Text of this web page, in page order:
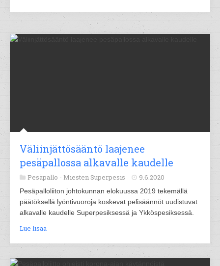
Väliinjättösääntö laajenee
pesäpallossa alkavalle kaudelle
Pesäpallo - Miesten Superpesis 9.6.2020
Pesäpalloliiton johtokunnan elokuussa 2019 tekemällä
päätöksellä lyöntivuoroja koskevat pelisäännöt uudistuvat
alkavalle kaudelle Superpesiksessä ja Ykköspesiksessä.
Lue lisää